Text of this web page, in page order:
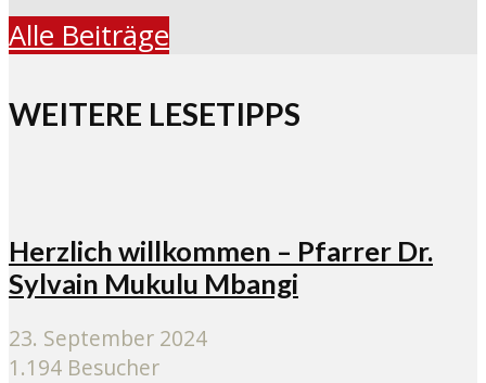
Alle Beiträge
WEITERE LESETIPPS
Herzlich willkommen – Pfarrer Dr.
Sylvain Mukulu Mbangi
23. September 2024
1.194 Besucher